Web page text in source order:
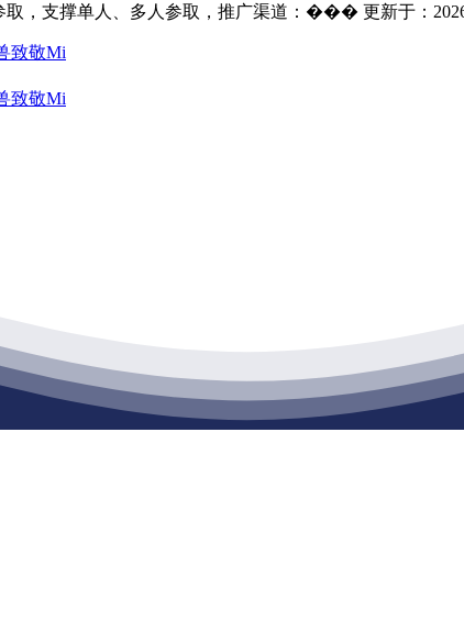
，支撑单人、多人参取，推广渠道：��� 更新于：
致敬Mi
致敬Mi